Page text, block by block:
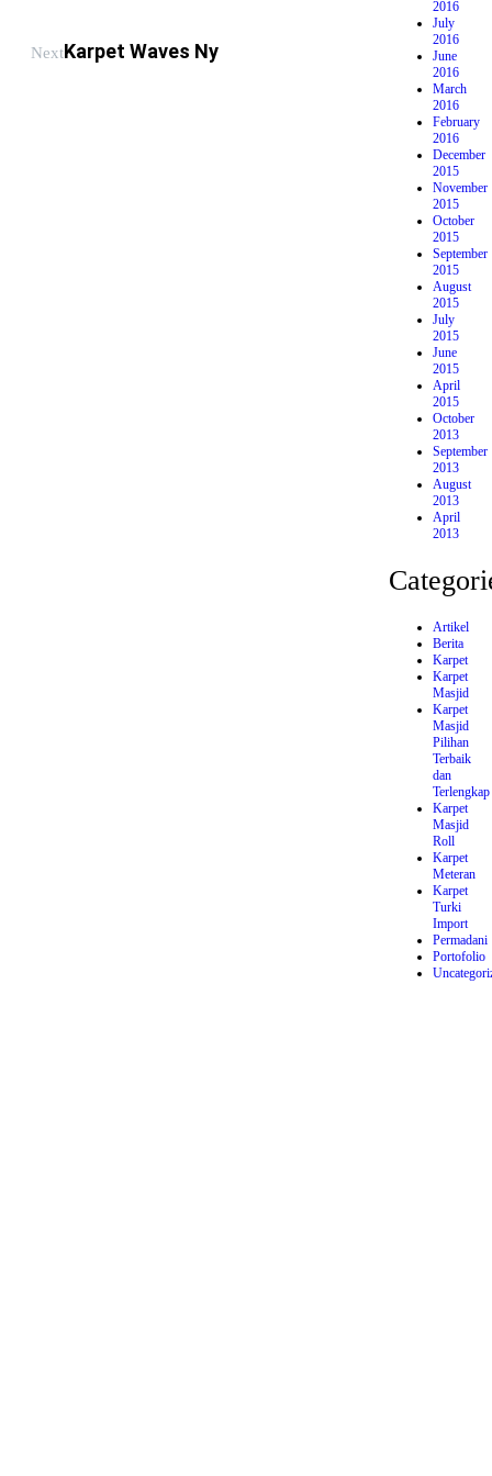
NextKarpet Waves Ny
2016
July
2016
June
2016
March
2016
February
2016
December
2015
November
2015
October
2015
September
2015
August
2015
July
2015
June
2015
April
2015
October
2013
September
2013
August
2013
April
2013
Artikel
Berita
Karpet
Karpet
Masjid
Karpet
Masjid
Pilihan
Terbaik
dan
Terlengkap
Karpet
Masjid
Roll
Karpet
Meteran
Karpet
Turki
Import
Permadani
Portofolio